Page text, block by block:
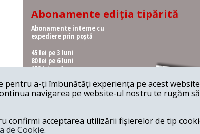
Abonamente ediția tipărită
Abonamente interne cu
expediere prin poștă
45 lei pe 3 luni
80 lei pe 6 luni
150 lei pe 1 an
Abonamente interne cu
ridicare de la redacție
62 lei pe 6 luni
115 lei pe 1 an
pentru a-ți îmbunătăți experiența pe acest
navigarea pe website-ul nostru te rugăm
confirmi acceptarea utilizării fișierelor de tip
de Cookie.